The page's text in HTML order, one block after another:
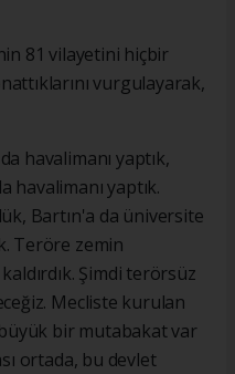
81 vilayetini hiçbir
vurgulayarak,
havalimanı yaptık,
havalimanı yaptık.
Bartın'a da üniversite
Teröre zemin
Şimdi terörsüz
Mecliste kurulan
bir mutabakat var
ortada, bu devlet